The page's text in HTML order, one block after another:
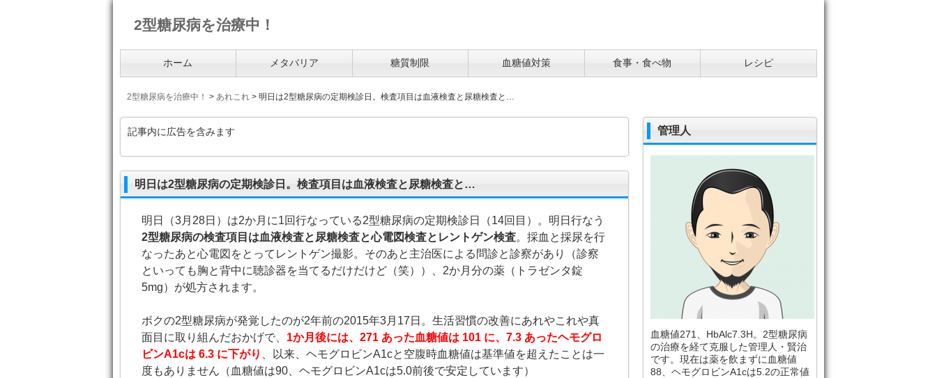
2型糖尿病を治療中！
ホーム メタバリア 糖質制限 血糖値対策 食事・食べ物 レシピ
2型糖尿病を治療中！ > あれこれ > 明日は2型糖尿病の定期検診日。検査項目は血液検査と尿糖検査と…
記事内に広告を含みます
明日は2型糖尿病の定期検診日。検査項目は血液検査と尿糖検査と…
明日（3月28日）は2か月に1回行なっている2型糖尿病の定期検診日（14回目）。明日行なう
2型糖尿病の検査項目は血液検査と尿糖検査と心電図検査とレントゲン検査。採血と採尿を行
なったあと心電図をとってレントゲン撮影。そのあと主治医による問診と診察があり（診察
といっても胸と背中に聴診器を当てるだけだけど（笑））、2か月分の薬（トラゼンタ錠
5mg）が処方されます。
ボクの2型糖尿病が発覚したのが2年前の2015年3月17日。生活習慣の改善にあれやこれや真
面目に取り組んだおかげで、 1か月後には、271 あった血糖値は 101 に、7.3 あったヘモグロ
ビンA1cは 6.3 に下がり
、以来、ヘモグロビンA1cと空腹時血糖値は基準値を超えたことは一
度もありません（血糖値は90、ヘモグロビンA1cは5.0前後で安定しています）
管理人
血糖値271、HbAlc7.3H。2型糖尿病
の治療を経て克服した管理人・賢治
です。現在は薬を飲まずに血糖値
88、ヘモグロビンA1cは5.2の正常値